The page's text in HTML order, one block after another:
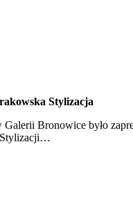
Stylizacja
Galerii Bronowice było
Stylizacji…